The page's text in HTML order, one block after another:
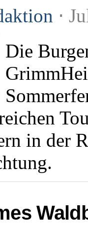
⋅
Die
in der